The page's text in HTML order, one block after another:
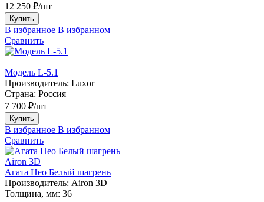
12 250 ₽/шт
Купить
В избранное В избранном
Сравнить
Модель L-5.1
Производитель: Luxor
Страна: Россия
7 700 ₽/шт
Купить
В избранное В избранном
Сравнить
Airon 3D
Агата Нео Белый шагрень
Производитель: Airon 3D
Толщина, мм: 36